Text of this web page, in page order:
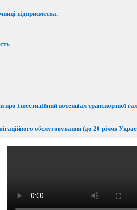
підприємства.
інвестиційний потенціал транспортної
обслуговування (до 20-річчя